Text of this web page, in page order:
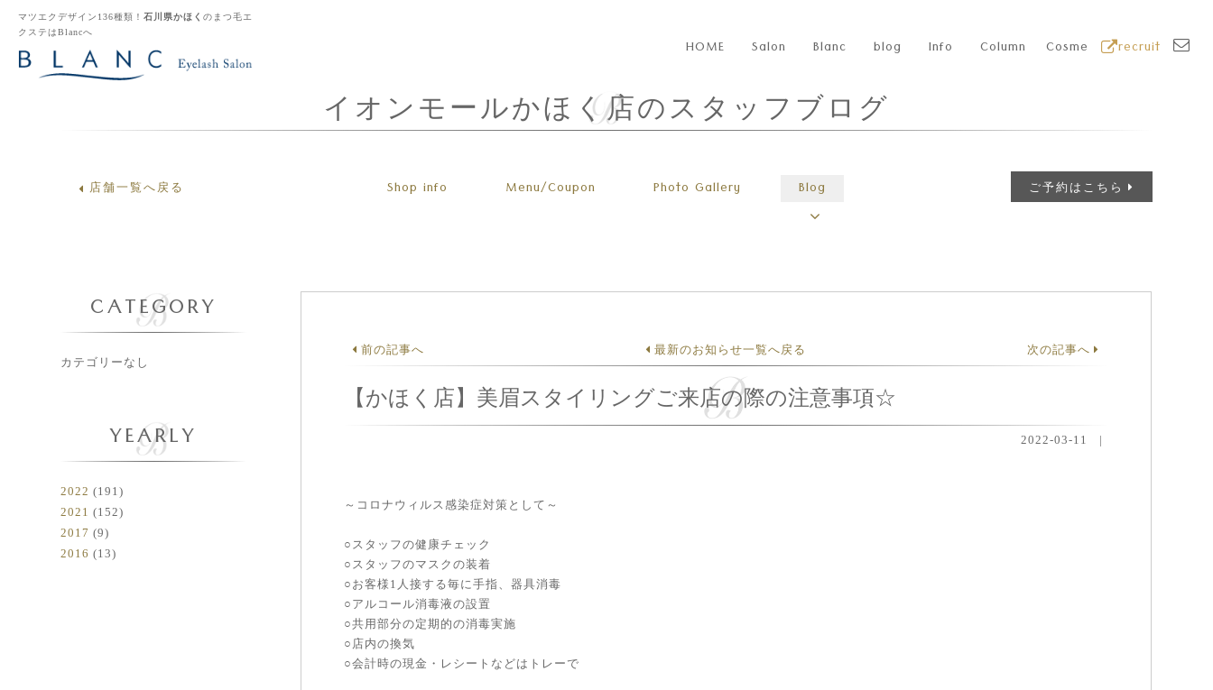
マツエクデザイン136種類！ 石川県かほく のまつ毛エ
クステはBlancへ
HOME Salon Blanc blog Info Column Cosme recruit
イオンモールかほく店のスタッフブログ
ご予約はこちら
店舗一覧へ戻る Shop info Menu/Coupon Photo Gallery Blog
CATEGORY
カテゴリーなし
YEARLY
2022 (191)
2021 (152)
2017 (9)
2016 (13)
前の記事へ 最新のお知らせ一覧へ戻る 次の記事へ
【かほく店】美眉スタイリングご来店の際の注意事項☆
2022-03-11 |
～コロナウィルス感染症対策として～
○スタッフの健康チェック
○スタッフのマスクの装着
○お客様1人接する毎に手指、器具消毒
○アルコール消毒液の設置
○共用部分の定期的の消毒実施
○店内の換気
○会計時の現金・レシートなどはトレーで